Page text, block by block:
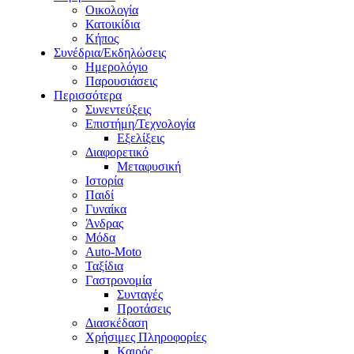
Οικολογία
Κατοικίδια
Κήπος
Συνέδρια/Εκδηλώσεις
Ημερολόγιο
Παρουσιάσεις
Περισσότερα
Συνεντεύξεις
Επιστήμη/Τεχνολογία
Εξελίξεις
Διαφορετικό
Μεταφυσική
Ιστορία
Παιδί
Γυναίκα
Άνδρας
Μόδα
Auto-Moto
Ταξίδια
Γαστρονομία
Συνταγές
Προτάσεις
Διασκέδαση
Χρήσιμες Πληροφορίες
Καιρός